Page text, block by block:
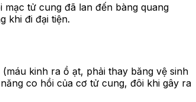
tử cung đã lan đến bàng quang
khi đi đại tiện.
(máu kinh ra ồ ạt, phải thay băng vệ sinh
co hồi của cơ tử cung, đôi khi gây ra